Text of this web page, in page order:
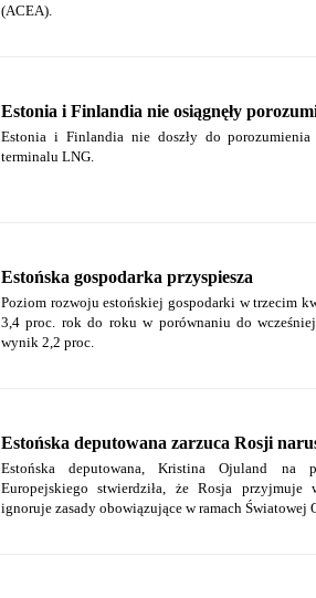
(ACEA).
Estonia i Finlandia nie osiągnęły
Estonia i Finlandia nie doszły do
terminalu LNG.
Estońska gospodarka przyspiesza
Poziom rozwoju estońskiej gospodarki w trzecim
3,4 proc. rok do roku w porównaniu do
wynik 2,2 proc.
Estońska deputowana zarzuca Rosji
Estońska deputowana, Kristina Ojuland na
Europejskiego stwierdziła, że Rosja
ignoruje zasady obowiązujące w ramach Światowej